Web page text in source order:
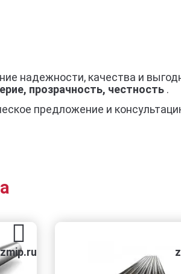
надежности, качества и
прозрачность, честность .
предложение и